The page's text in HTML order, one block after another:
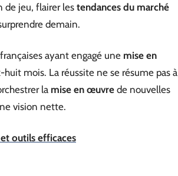
de jeu, flairer les tendances du marché
demain.
ayant engagé une mise en
mois. La réussite ne se résume pas à
la mise en œuvre de nouvelles
vision nette.
outils efficaces